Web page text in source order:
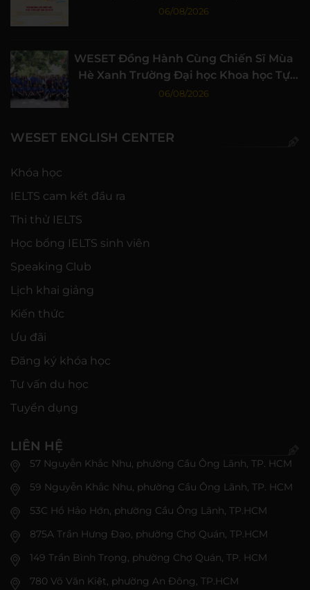
06/08/2026
WESET Đồng Hành Cùng Chiến Sĩ Mùa
Hè Xanh Trường Đại học Khoa học Tự
nhiên, ĐHQG-HCM
06/08/2026
WESET ENGLISH CENTER
Khóa học
IELTS cam kết đầu ra
Thi thử IELTS
Học bổng IELTS sinh viên
Speaking Club
Lịch khai giảng
Kiến thức
Ưu đãi
Đăng ký khóa học
Tư vấn du học
Tuyển dụng
LIÊN HỆ
57 Nguyễn Khắc Nhu, phường Cầu Ông Lãnh, TP. HCM
59 Nguyễn Khắc Nhu, phường Cầu Ông Lãnh, TP. HCM
53C Hồ Hảo Hớn, phường Cầu Ông Lãnh, TP.HCM
875A Trần Hưng Đạo, phường Chợ Quán, TP.HCM
149 Trần Bình Trọng, phường Chợ Quán, TP. HCM
780 Võ Văn Kiệt, phường An Đông, TP.HCM